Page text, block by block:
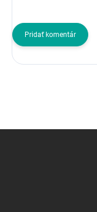
Pridať komentár